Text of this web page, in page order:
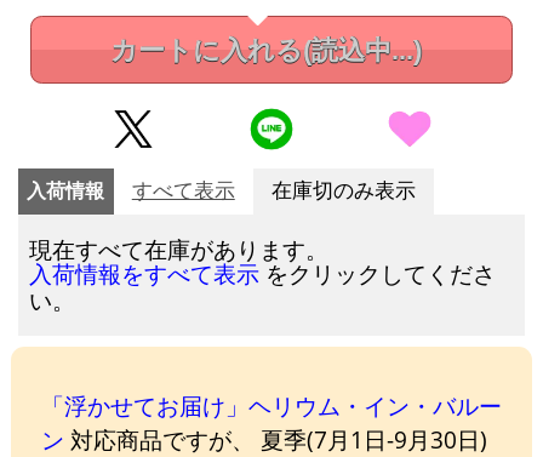
カートに入れる(読込中...)
入荷情報 すべて表示 在庫切のみ表示
現在すべて在庫があります。
入荷情報をすべて表示 をクリックしてくださ
い。
「浮かせてお届け」ヘリウム・イン・バルー
ン 対応商品ですが、 夏季(7月1日-9月30日)